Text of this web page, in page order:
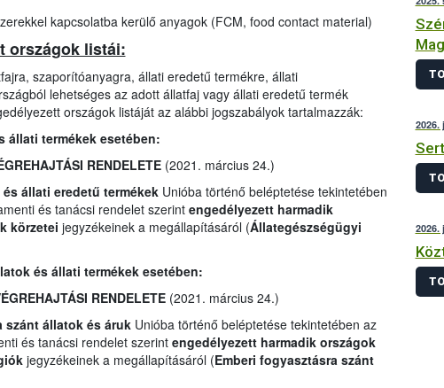
kapcsolatba kerülő anyagok (FCM, food contact material)
országok listái:
szaporítóanyagra, állati eredetű termékre, állati
lehetséges az adott állatfaj vagy állati eredetű termék
országok listáját az alábbi jogszabályok tartalmazzák:
állati termékek esetében:
RENDELETE (2021. március 24.)
állati eredetű termékekUnióba történő beléptetése tekintetében
és tanácsi rendelet szerint engedélyezett harmadik
körzetei jegyzékeinek a megállapításáról (Állategészségügyi
és állati termékek esetében:
RENDELETE (2021. március 24.)
szánt állatok és áruk Unióba történő beléptetése tekintetében az
és tanácsi rendelet szerint engedélyezett harmadik országok
jegyzékeinek a megállapításáról (Emberi fogyasztásra szánt
2026.
2026.